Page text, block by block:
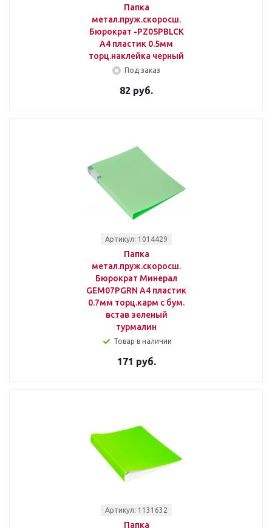
Папка
метал.пруж.скоросш.
Бюрократ -PZ05PBLCK
A4 пластик 0.5мм
торц.наклейка черный
Под заказ
82 руб.
Артикул: 1014429
Папка
метал.пруж.скоросш.
Бюрократ Минерал
GEM07PGRN A4 пластик
0.7мм торц.карм с бум.
встав зеленый
турмалин
Товар в наличии
171 руб.
Артикул: 1131632
Папка